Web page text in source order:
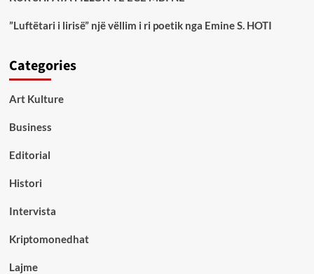
”Luftëtari i lirisë” një vëllim i ri poetik nga Emine S. HOTI
Categories
Art Kulture
Business
Editorial
Histori
Intervista
Kriptomonedhat
Lajme